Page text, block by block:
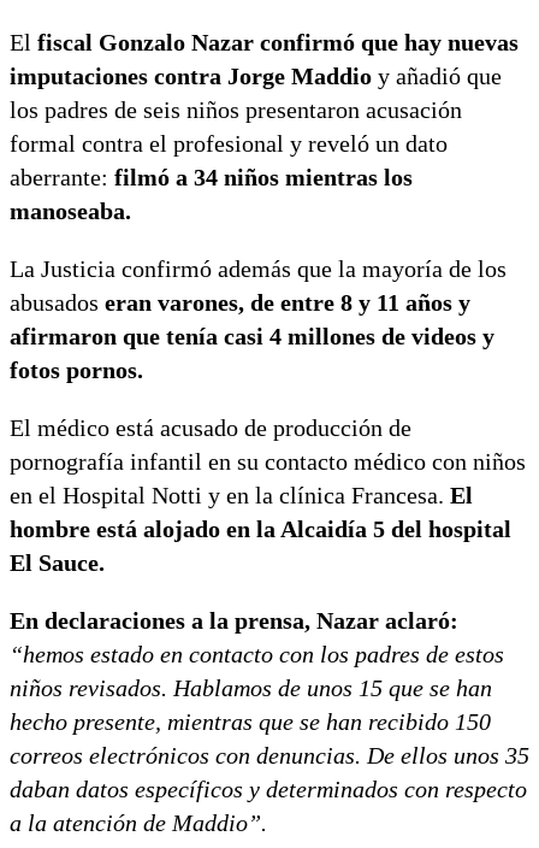
El fiscal Gonzalo Nazar confirmó que hay nuevas
imputaciones contra Jorge Maddio y añadió que
los padres de seis niños presentaron acusación
formal contra el profesional y reveló un dato
aberrante: filmó a 34 niños mientras los
manoseaba.
La Justicia confirmó además que la mayoría de los
abusados eran varones, de entre 8 y 11 años y
afirmaron que tenía casi 4 millones de videos y
fotos pornos.
El médico está acusado de producción de
pornografía infantil en su contacto médico con niños
en el Hospital Notti y en la clínica Francesa. El
hombre está alojado en la Alcaidía 5 del hospital
El Sauce.
En declaraciones a la prensa, Nazar aclaró:
“hemos estado en contacto con los padres de estos
niños revisados. Hablamos de unos 15 que se han
hecho presente, mientras que se han recibido 150
correos electrónicos con denuncias. De ellos unos 35
daban datos específicos y determinados con respecto
a la atención de Maddio”.